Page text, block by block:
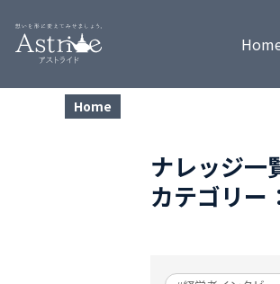
Home
ナレッジ一
カテゴリー